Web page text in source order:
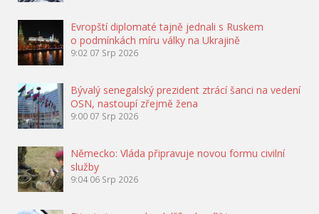
Evropští diplomaté tajně jednali s Ruskem
o podmínkách míru války na Ukrajině
9:02 07 Srp 2026
Bývalý senegalský prezident ztrácí šanci na vedení
OSN, nastoupí zřejmě žena
9:00 07 Srp 2026
Německo: Vláda připravuje novou formu civilní
služby
9:04 06 Srp 2026